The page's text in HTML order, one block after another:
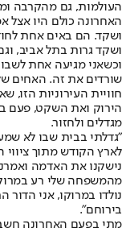
העולמות, גם מהקרבה
האחרונה כולם היו אצל
ושקד. הם באים אחת
ושקד גרות בתל אביב,
וכשאני מגיעה אחת
שורדים את זה. האחים
חוויית העירוניות
הירוק ואת השקט, פעם
מגדלים ולחזור.
"גדלתי בבית שבו לא
לארץ הקודש מתוך ציווי
נישקנו את האדמה
מהמשפחה שלי רע
נולדו במרוקו, אני
בירוחם".
מתי בפעם האחרונה